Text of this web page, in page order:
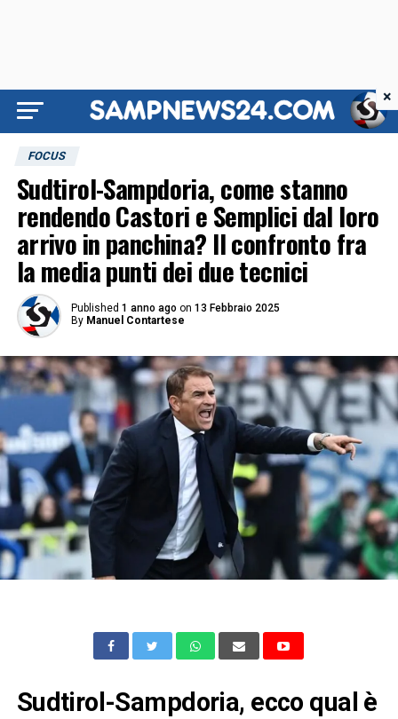
FOCUS
Sudtirol-Sampdoria, come stanno
rendendo Castori e Semplici dal loro
arrivo in panchina? Il confronto fra
la media punti dei due tecnici
Published 1 anno ago on 13 Febbraio 2025
By Manuel Contartese
Sudtirol-Sampdoria, ecco qual è
×